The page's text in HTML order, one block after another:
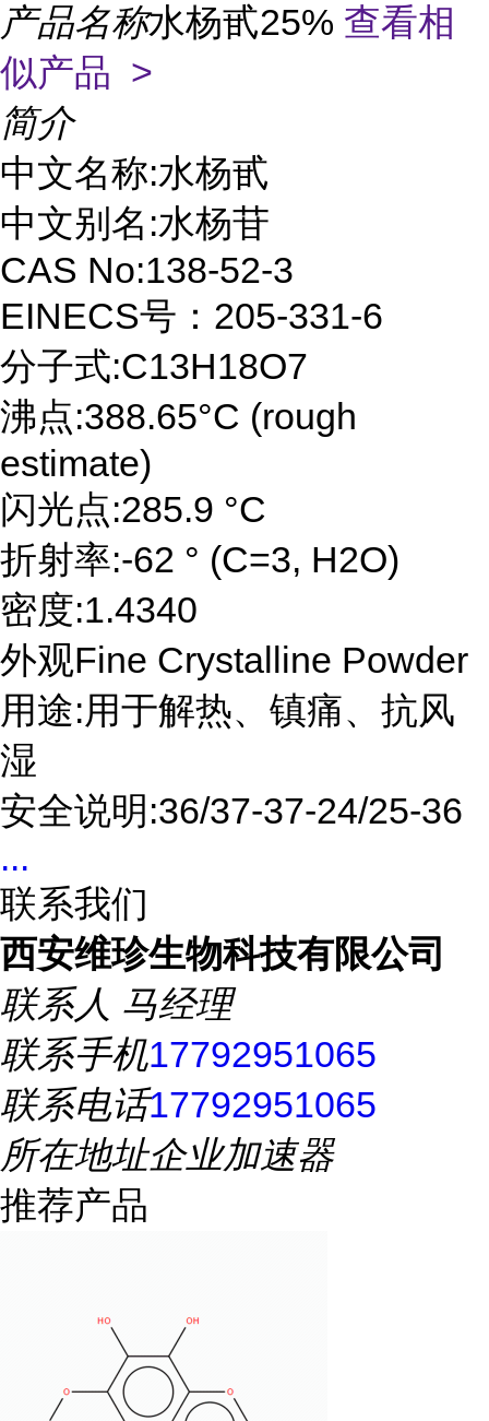
产品名称水杨甙25% 查看相
似产品 >
简介
中文名称:水杨甙
中文别名:水杨苷
CAS No:138-52-3
EINECS号：205-331-6
分子式:C13H18O7
沸点:388.65°C (rough
estimate)
闪光点:285.9 °C
折射率:-62 ° (C=3, H2O)
密度:1.4340
外观Fine Crystalline Powder
用途:用于解热、镇痛、抗风
湿
安全说明:36/37-37-24/25-36
...
联系我们
西安维珍生物科技有限公司
联系人 马经理
联系手机17792951065
联系电话17792951065
所在地址企业加速器
推荐产品